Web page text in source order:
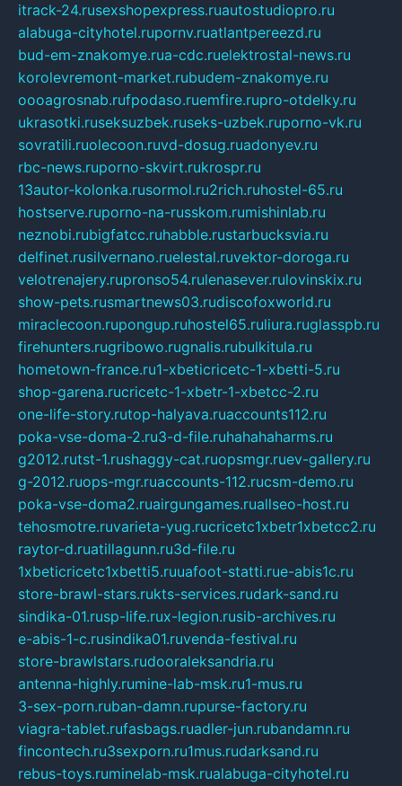
itrack-24.rusexshopexpress.ruautostudiopro.ru
alabuga-cityhotel.rupornv.ruatlantpereezd.ru
bud-em-znakomye.rua-cdc.ruelektrostal-news.ru
korolevremont-market.rubudem-znakomye.ru
oooagrosnab.rufpodaso.ruemfire.rupro-otdelky.ru
ukrasotki.ruseksuzbek.ruseks-uzbek.ruporno-vk.ru
sovratili.ruolecoon.ruvd-dosug.ruadonyev.ru
rbc-news.ruporno-skvirt.rukrospr.ru
13autor-kolonka.rusormol.ru2rich.ruhostel-65.ru
hostserve.ruporno-na-russkom.rumishinlab.ru
neznobi.rubigfatcc.ruhabble.rustarbucksvia.ru
delfinet.rusilvernano.ruelestal.ruvektor-doroga.ru
velotrenajery.rupronso54.rulenasever.rulovinskix.ru
show-pets.rusmartnews03.rudiscofoxworld.ru
miraclecoon.rupongup.ruhostel65.ruliura.ruglasspb.ru
firehunters.rugribowo.rugnalis.rubulkitula.ru
hometown-france.ru1-xbeticricetc-1-xbetti-5.ru
shop-garena.rucricetc-1-xbetr-1-xbetcc-2.ru
one-life-story.rutop-halyava.ruaccounts112.ru
poka-vse-doma-2.ru3-d-file.ruhahahaharms.ru
g2012.rutst-1.rushaggy-cat.ruopsmgr.ruev-gallery.ru
g-2012.ruops-mgr.ruaccounts-112.rucsm-demo.ru
poka-vse-doma2.ruairgungames.ruallseo-host.ru
tehosmotre.ruvarieta-yug.rucricetc1xbetr1xbetcc2.ru
raytor-d.ruatillagunn.ru3d-file.ru
1xbeticricetc1xbetti5.ruuafoot-statti.rue-abis1c.ru
store-brawl-stars.rukts-services.rudark-sand.ru
sindika-01.rusp-life.rux-legion.rusib-archives.ru
e-abis-1-c.rusindika01.ruvenda-festival.ru
store-brawlstars.rudooraleksandria.ru
antenna-highly.rumine-lab-msk.ru1-mus.ru
3-sex-porn.ruban-damn.rupurse-factory.ru
viagra-tablet.rufasbags.ruadler-jun.rubandamn.ru
fincontech.ru3sexporn.ru1mus.rudarksand.ru
rebus-toys.ruminelab-msk.rualabuga-cityhotel.ru